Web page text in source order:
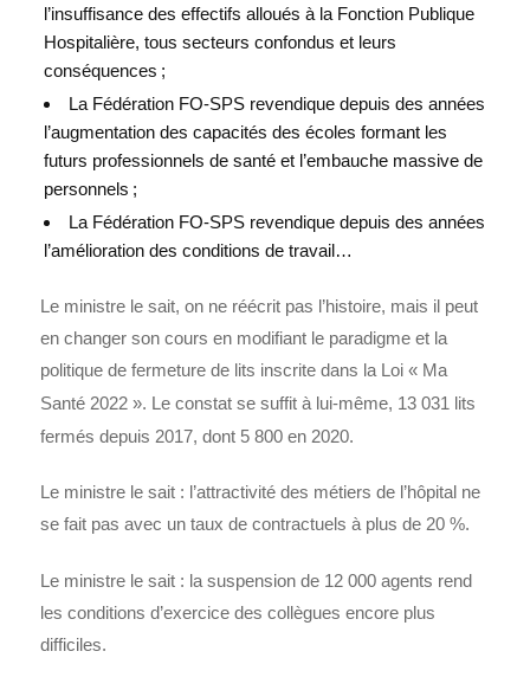
l’insuffisance des effectifs alloués à la Fonction Publique
Hospitalière, tous secteurs confondus et leurs
conséquences ;
La Fédération FO-SPS revendique depuis des années
l’augmentation des capacités des écoles formant les
futurs professionnels de santé et l’embauche massive de
personnels ;
La Fédération FO-SPS revendique depuis des années
l’amélioration des conditions de travail…
Le ministre le sait, on ne réécrit pas l’histoire, mais il peut
en changer son cours en modifiant le paradigme et la
politique de fermeture de lits inscrite dans la Loi « Ma
Santé 2022 ». Le constat se suffit à lui-même, 13 031 lits
fermés depuis 2017, dont 5 800 en 2020.
Le ministre le sait : l’attractivité des métiers de l’hôpital ne
se fait pas avec un taux de contractuels à plus de 20 %.
Le ministre le sait : la suspension de 12 000 agents rend
les conditions d’exercice des collègues encore plus
difficiles.